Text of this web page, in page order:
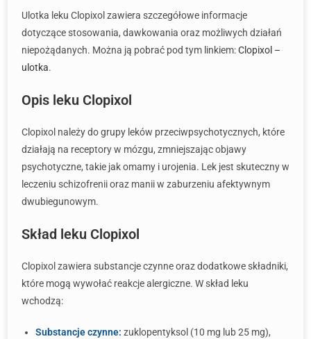
Ulotka leku Clopixol zawiera szczegółowe informacje
dotyczące stosowania, dawkowania oraz możliwych działań
niepożądanych. Można ją pobrać pod tym linkiem:Clopixol –
ulotka.
Opis leku Clopixol
Clopixol należy do grupy leków przeciwpsychotycznych, które
działają na receptory w mózgu, zmniejszając objawy
psychotyczne, takie jak omamy i urojenia. Lek jest skuteczny w
leczeniu schizofrenii oraz manii w zaburzeniu afektywnym
dwubiegunowym.
Skład leku Clopixol
Clopixol zawiera substancje czynne oraz dodatkowe składniki,
które mogą wywołać reakcje alergiczne. W skład leku
wchodzą:
Substancje czynne: zuklopentyksol (10 mg lub 25 mg),